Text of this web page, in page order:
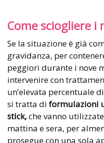
Come sciogliere
Se la situazione è già
gravidanza, per
peggiori durante i nove
intervenire con
un’elevata percentuale di
si tratta di formulazioni
stick,che vanno
mattina e sera, per
prosegue con una sola